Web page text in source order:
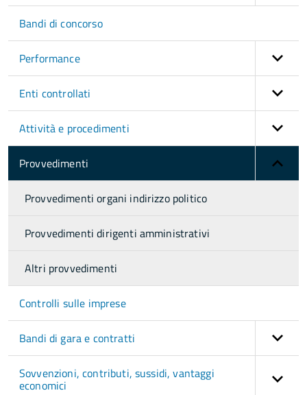
Bandi di concorso
Performance
Enti controllati
Attività e procedimenti
Provvedimenti
Provvedimenti organi indirizzo politico
Provvedimenti dirigenti amministrativi
Altri provvedimenti
Controlli sulle imprese
Bandi di gara e contratti
Sovvenzioni, contributi, sussidi, vantaggi
economici